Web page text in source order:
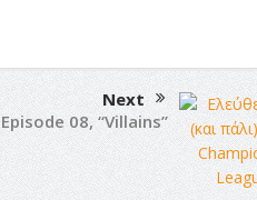
Next
08, “Villains”